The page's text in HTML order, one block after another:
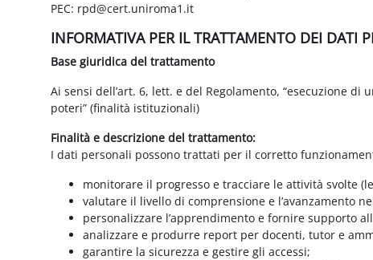
PEC: rpd@cert.uniroma1.it
INFORMATIVA PER IL TRATTAMENTO DEI DATI
Base giuridica del trattamento
Ai sensi dell’art. 6, lett. e del Regolamento, “esecuzione
poteri” (finalità istituzionali)
Finalità e descrizione del trattamento:
I dati personali possono trattati per il corretto
monitorare il progresso e tracciare le attività svolte
valutare il livello di comprensione e l’avanzamento
personalizzare l’apprendimento e fornire supporto
analizzare e produrre report per docenti, tutor e
garantire la sicurezza e gestire gli accessi;